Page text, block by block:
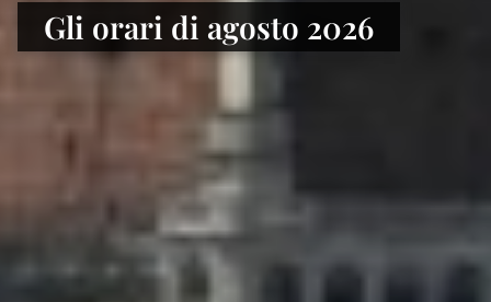
Gli orari di agosto 2026